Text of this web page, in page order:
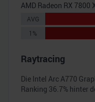
AMD Radeon RX 7800
AVG
1%
Raytracing
Die Intel Arc A770
Ranking 36.7% hinter